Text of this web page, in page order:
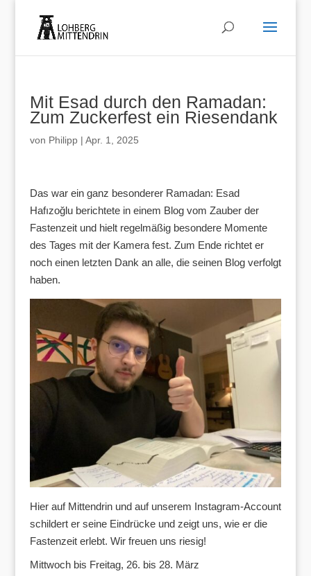
Mit Esad durch den Ramadan:
Zum Zuckerfest ein Riesendank
von Philipp| Apr. 1, 2025
Das war ein ganz besonderer Ramadan: Esad
Hafızoğlu berichtete in einem Blog vom Zauber der
Fastenzeit und hielt regelmäßig besondere Momente
des Tages mit der Kamera fest. Zum Ende richtet er
noch einen letzten Dank an alle, die seinen Blog verfolgt
haben.
Hier auf Mittendrin und auf unserem Instagram-Account
schildert er seine Eindrücke und zeigt uns, wie er die
Fastenzeit erlebt. Wir freuen uns riesig!
Mittwoch bis Freitag, 26. bis 28. März